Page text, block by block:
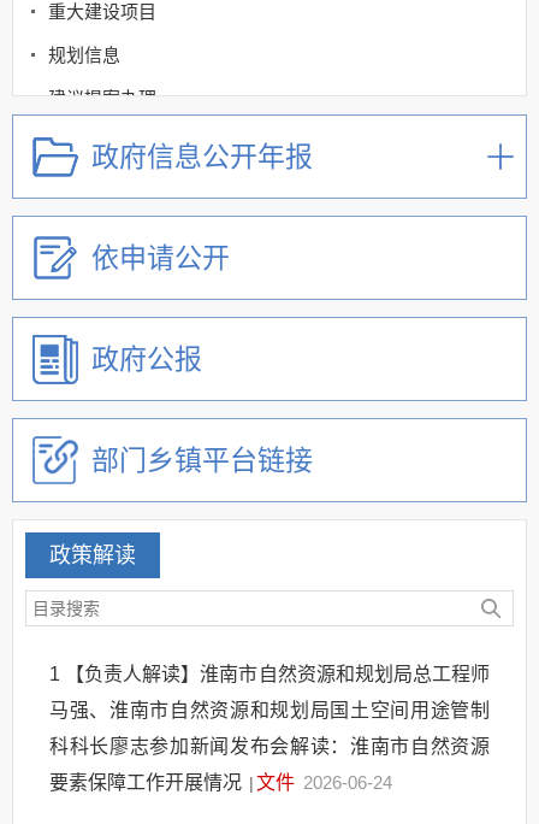
重大建设项目
规划信息
建议提案办理
公务员及事业单位招录
监督保障
其他法定信息
政府网站工作年度报表
政府信息公开年报
依申请公开
政府公报
部门乡镇平台链接
政策解读
1
【负责人解读】淮南市自然资源和规划局总工程师
马强、淮南市自然资源和规划局国土空间用途管制
科科长廖志参加新闻发布会解读：淮南市自然资源
要素保障工作开展情况 |文件 2026-06-24